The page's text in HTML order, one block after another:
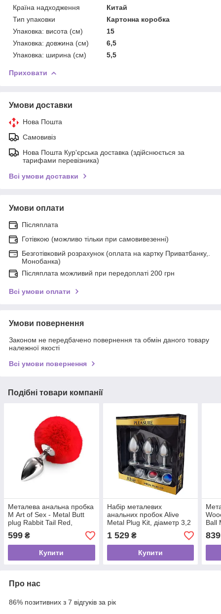
Країна надходження
Китай
Тип упаковки
Картонна коробка
Упаковка: висота (см)
15
Упаковка: довжина (см)
6,5
Упаковка: ширина (см)
5,5
Приховати
Умови доставки
Нова Пошта
Самовивіз
Нова Пошта Кур'єрська доставка (здійснюється за
тарифами перевізника)
Всі умови доставки
Умови оплати
Післяплата
Готівкою (можливо тільки при самовивезенні)
Безготівковий розрахунок (оплата на картку Приватбанку,.
Монобанка)
Післяплата можливий при передоплаті 200 грн
Всі умови оплати
Умови повернення
Законом не передбачено повернення та обмін даного товару
належної якості
Всі умови повернення
Подібні товари компанії
Металева анальна пробка
М Art of Sex - Metal Butt
plug Rabbit Tail Red,
діаметр 3,4 см
599 ₴
Купити
Набір металевих
анальних пробок Alive
Metal Plug Kit, діаметр 3,2
см / 3,5 см / 4,1 см
1 529₴
Купити
Ball
839
Про нас
86% позитивних з 7 відгуків за рік